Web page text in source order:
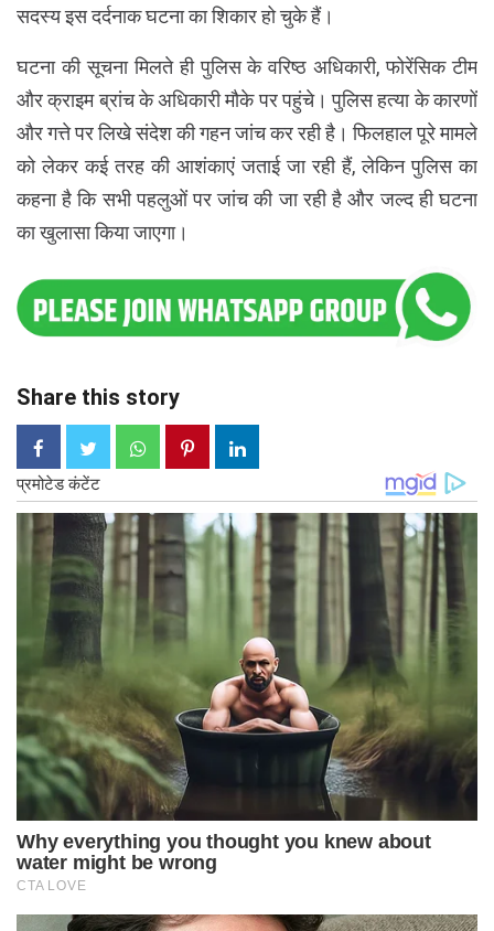
सदस्य इस दर्दनाक घटना का शिकार हो चुके हैं।
घटना की सूचना मिलते ही पुलिस के वरिष्ठ अधिकारी, फोरेंसिक टीम
और क्राइम ब्रांच के अधिकारी मौके पर पहुंचे। पुलिस हत्या के कारणों
और गत्ते पर लिखे संदेश की गहन जांच कर रही है। फिलहाल पूरे मामले
को लेकर कई तरह की आशंकाएं जताई जा रही हैं, लेकिन पुलिस का
कहना है कि सभी पहलुओं पर जांच की जा रही है और जल्द ही घटना
का खुलासा किया जाएगा।
Share this story